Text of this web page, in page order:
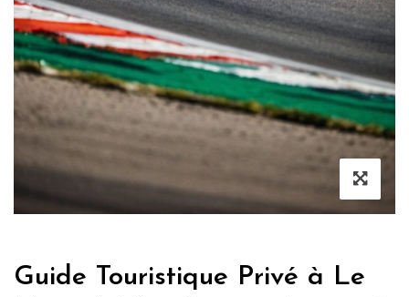
Guide Touristique Privé à Le